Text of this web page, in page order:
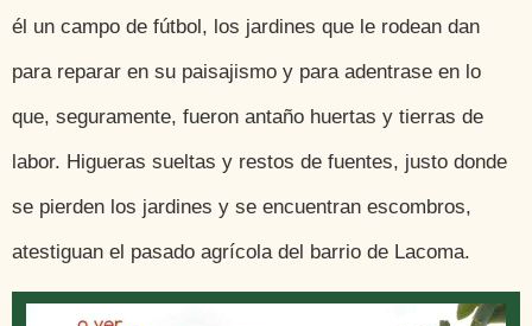
él un campo de fútbol, los jardines que le rodean dan
para reparar en su paisajismo y para adentrase en lo
que, seguramente, fueron antaño huertas y tierras de
labor. Higueras sueltas y restos de fuentes, justo donde
se pierden los jardines y se encuentran escombros,
atestiguan el pasado agrícola del barrio de Lacoma.